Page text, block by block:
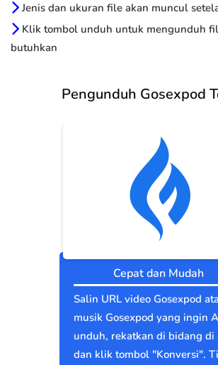
Jenis dan ukuran file akan muncul
Klik tombol unduh untuk mengunduh
butuhkan
Pengunduh Gosexpod
Cepat dan Mudah
Salin URL video Gosexpod
musik Gosexpod yang ingin
unduh, rekatkan di bidang di
dan klik tombol "Konversi".